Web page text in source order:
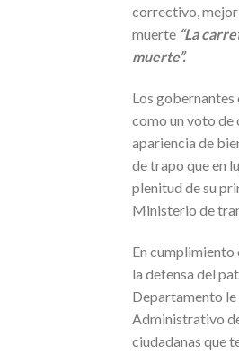
correctivo, mejor
muerte “La
muerte”.
Los gobernantes
como un voto de
apariencia de
de trapo que en
plenitud de su
Ministerio de
En cumplimiento
la defensa del
Departamento le
Administrativo
ciudadanas que